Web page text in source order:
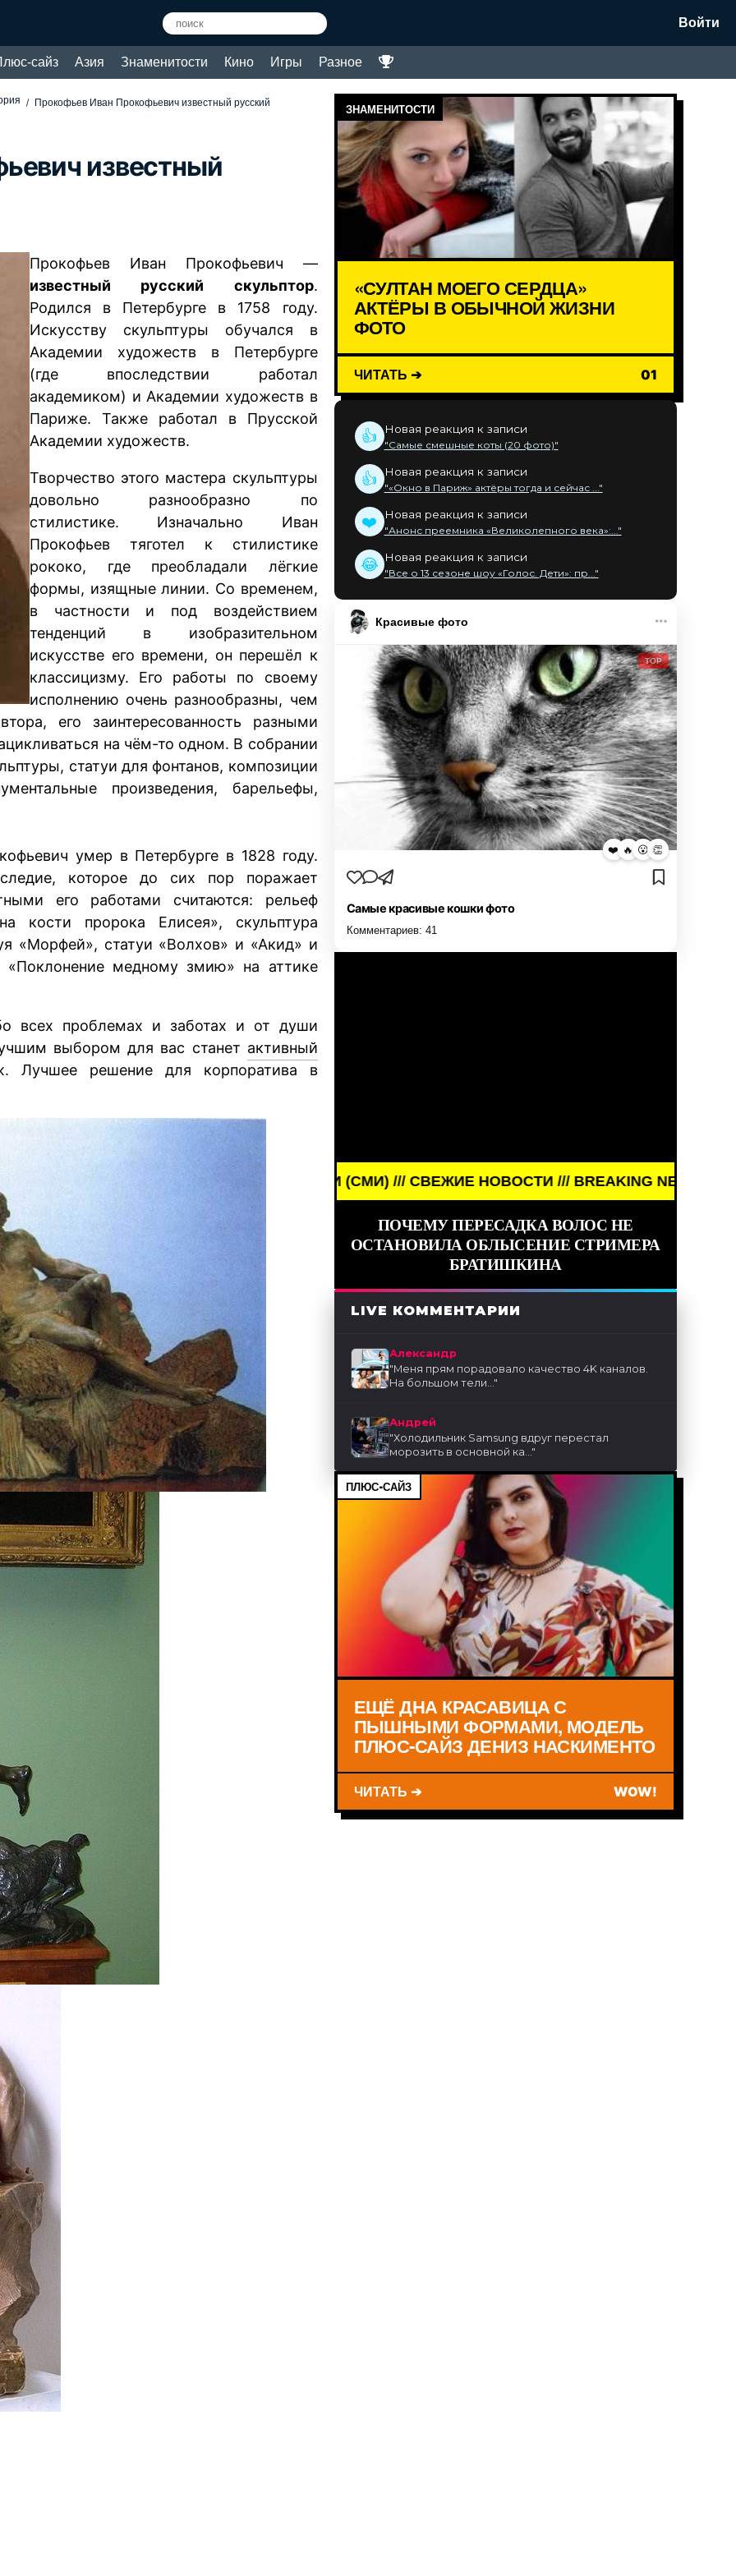
Войти
сайз Азия Знаменитости Кино Игры Разное
Прокофьев Иван Прокофьевич известный русский
известный
Прокофьев Иван Прокофьевич —
известный русский скульптор.
Родился в Петербурге в 1758 году.
Искусству скульптуры обучался в
Академии художеств в Петербурге
(где впоследствии работал
академиком) и Академии художеств в
Париже. Также работал в Прусской
Академии художеств.
Творчество этого мастера скульптуры
довольно разнообразно по
стилистике. Изначально Иван
Прокофьев тяготел к стилистике
рококо, где преобладали лёгкие
формы, изящные линии. Со временем,
в частности и под воздействием
тенденций в изобразительном
искусстве его времени, он перешёл к
классицизму. Его работы по своему
исполнению очень разнообразны, чем
его заинтересованность разными
на чём-то одном. В собрании
статуи для фонтанов, композиции
произведения, барельефы,
умер в Петербурге в 1828 году.
которое до сих пор поражает
его работами считаются: рельеф
кости пророка Елисея», скульптура
«Морфей», статуи «Волхов» и «Акид» и
«Поклонение медному змию» на аттике
всех проблемах и заботах и от души
выбором для вас станет активный
Лучшее решение для корпоратива в
ЗНАМЕНИТОСТИ
«СУЛТАН МОЕГО СЕРДЦА»
АКТЁРЫ В ОБЫЧНОЙ ЖИЗНИ
ФОТО
ЧИТАТЬ ➔ 01
👍 Новая реакция к записи
"Самые смешные коты (20 фото)"
👍 Новая реакция к записи
"«Окно в Париж» актёры тогда и сейчас ..."
❤️ Новая реакция к записи
"Анонс преемника «Великолепного века»:..."
😂 Новая реакция к записи
"Все о 13 сезоне шоу «Голос. Дети»: пр..."
Красивые фото
TOP
❤️ 🔥 😮 👏
Самые красивые кошки фото
Комментариев: 41
NEWS /// НОВОСТИ (СМИ) /// СВЕЖИЕ НОВОСТИ /// BREAKING NEWS /// НОВОСТИ (СМИ)
ПОЧЕМУ ПЕРЕСАДКА ВОЛОС НЕ
ОСТАНОВИЛА ОБЛЫСЕНИЕ СТРИМЕРА
БРАТИШКИНА
LIVE КОММЕНТАРИИ
Александр
"Меня прям порадовало качество 4K каналов.
На большом тели..."
Андрей
"Холодильник Samsung вдруг перестал
морозить в основной ка..."
ПЛЮС-САЙЗ
ЕЩЁ ДНА КРАСАВИЦА С
ПЫШНЫМИ ФОРМАМИ, МОДЕЛЬ
ПЛЮС-САЙЗ ДЕНИЗ НАСКИМЕНТО
ЧИТАТЬ ➔ WOW!